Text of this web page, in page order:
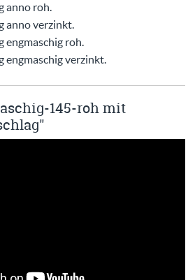
anno roh.
anno verzinkt.
engmaschig roh.
engmaschig verzinkt.
145-roh mit